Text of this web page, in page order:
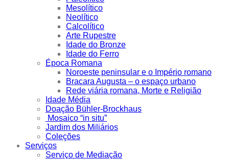
Mesolítico
Neolítico
Calcolítico
Arte Rupestre
Idade do Bronze
Idade do Ferro
Época Romana
Noroeste peninsular e o Império romano
Bracara Augusta – o espaço urbano
Rede viária romana, Morte e Religião
Idade Média
Doação Bühler-Brockhaus
Mosaico “in situ”
Jardim dos Miliários
Coleções
Serviços
Serviço de Mediação